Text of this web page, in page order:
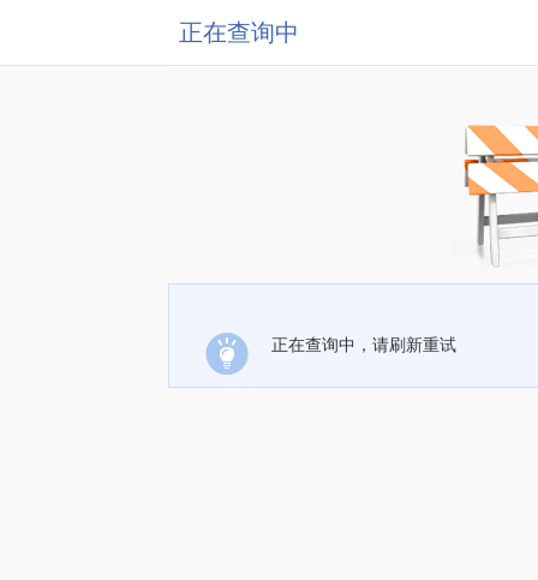
正在查询中
正在查询中，请刷新重试